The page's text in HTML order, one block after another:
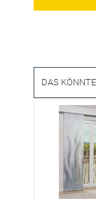
DAS